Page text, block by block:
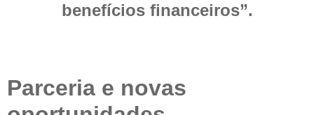
benefícios financeiros”.
Parceria e novas